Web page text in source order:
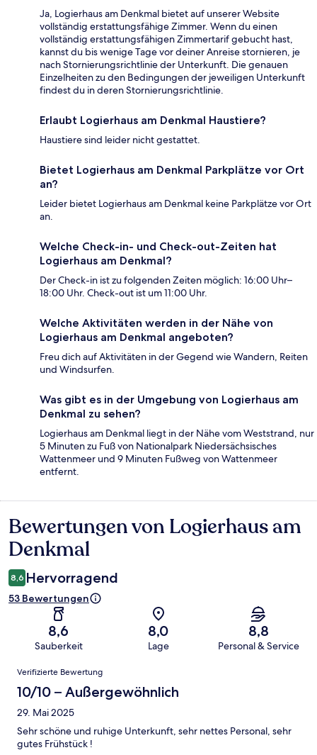
Ja, Logierhaus am Denkmal bietet auf unserer Website
vollständig erstattungsfähige Zimmer. Wenn du einen
vollständig erstattungsfähigen Zimmertarif gebucht hast,
kannst du bis wenige Tage vor deiner Anreise stornieren, je
nach Stornierungsrichtlinie der Unterkunft. Die genauen
Einzelheiten zu den Bedingungen der jeweiligen Unterkunft
findest du in deren Stornierungsrichtlinie.
Erlaubt Logierhaus am Denkmal Haustiere?
Haustiere sind leider nicht gestattet.
Bietet Logierhaus am Denkmal Parkplätze vor Ort
an?
Leider bietet Logierhaus am Denkmal keine Parkplätze vor Ort
an.
Welche Check-in- und Check-out-Zeiten hat
Logierhaus am Denkmal?
Der Check-in ist zu folgenden Zeiten möglich: 16:00 Uhr–
18:00 Uhr. Check-out ist um 11:00 Uhr.
Welche Aktivitäten werden in der Nähe von
Logierhaus am Denkmal angeboten?
Freu dich auf Aktivitäten in der Gegend wie Wandern, Reiten
und Windsurfen.
Was gibt es in der Umgebung von Logierhaus am
Denkmal zu sehen?
Logierhaus am Denkmal liegt in der Nähe vom Weststrand, nur
5 Minuten zu Fuß von Nationalpark Niedersächsisches
Wattenmeer und 9 Minuten Fußweg von Wattenmeer
entfernt.
Bewertungen
Bewertungen von Logierhaus am
Denkmal
8,6 Hervorragend
53 Bewertungen
8,6
Sauberkeit
8,0
Lage
8,8
Personal & Service
Bewertungen
Verifizierte Bewertung
10/10 – Außergewöhnlich
29. Mai 2025
Sehr schöne und ruhige Unterkunft, sehr nettes Personal, sehr
gutes Frühstück !